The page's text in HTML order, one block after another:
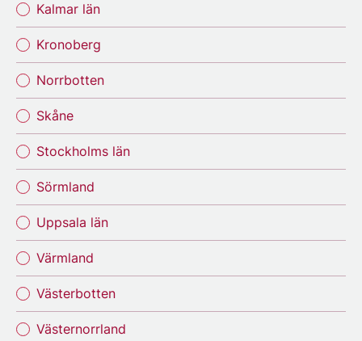
Kalmar län
Kronoberg
Norrbotten
Skåne
Stockholms län
Sörmland
Uppsala län
Värmland
Västerbotten
Västernorrland